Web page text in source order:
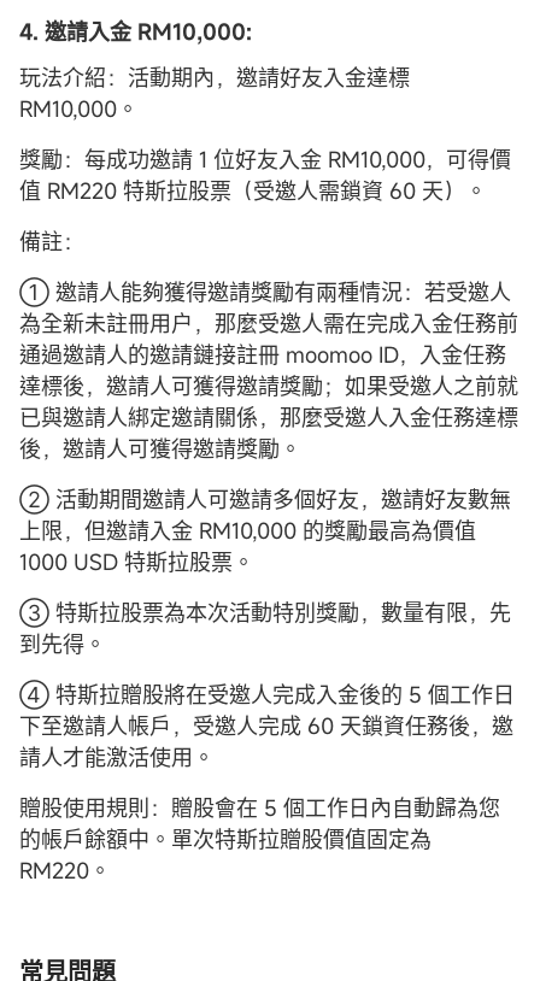
4. 邀請入金 RM10,000:
玩法介紹：活動期內，邀請好友入金達標
RM10,000。
獎勵：每成功邀請 1 位好友入金 RM10,000，可得價
值 RM220 特斯拉股票（受邀人需鎖資 60 天）。
備註：
① 邀請人能夠獲得邀請獎勵有兩種情況：若受邀人
為全新未註冊用户，那麼受邀人需在完成入金任務前
通過邀請人的邀請鏈接註冊 moomoo ID，入金任務
達標後，邀請人可獲得邀請獎勵；如果受邀人之前就
已與邀請人綁定邀請關係，那麼受邀人入金任務達標
後，邀請人可獲得邀請獎勵。
② 活動期間邀請人可邀請多個好友，邀請好友數無
上限，但邀請入金 RM10,000 的獎勵最高為價值
1000 USD 特斯拉股票。
③ 特斯拉股票為本次活動特別獎勵，數量有限，先
到先得。
④ 特斯拉贈股將在受邀人完成入金後的 5 個工作日
下至邀請人帳戶，受邀人完成 60 天鎖資任務後，邀
請人才能激活使用。
贈股使用規則：贈股會在 5 個工作日內自動歸為您
的帳戶餘額中。單次特斯拉贈股價值固定為
RM220。
常見問題